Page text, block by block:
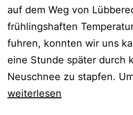
auf dem Weg von
frühlingshaften
fuhren, konnten wir uns
eine Stunde später durch
Neuschnee zu stapfen.
weiterlesen